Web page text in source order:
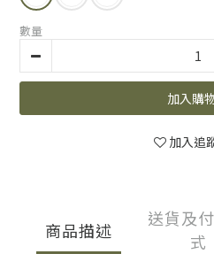
數量
加入購
加入追
商品描述
送貨及
式